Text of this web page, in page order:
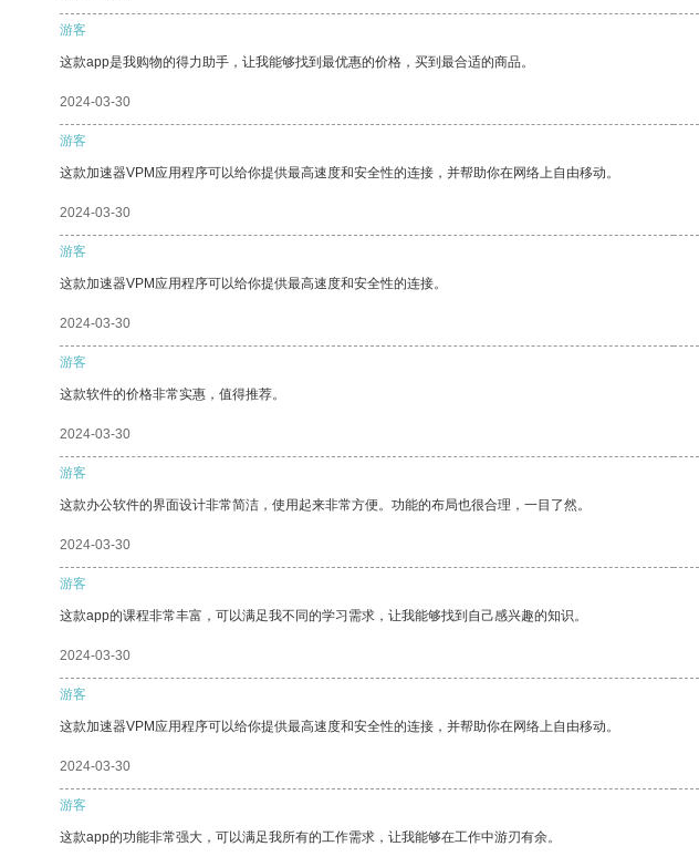
游客
这款app是我购物的得力助手，让我能够找到最优惠的价格，买到最合适的商品。
2024-03-30
游客
这款加速器VPM应用程序可以给你提供最高速度和安全性的连接，并帮助你在网络上自由移动。
2024-03-30
游客
这款加速器VPM应用程序可以给你提供最高速度和安全性的连接。
2024-03-30
游客
这款软件的价格非常实惠，值得推荐。
2024-03-30
游客
这款办公软件的界面设计非常简洁，使用起来非常方便。功能的布局也很合理，一目了然。
2024-03-30
游客
这款app的课程非常丰富，可以满足我不同的学习需求，让我能够找到自己感兴趣的知识。
2024-03-30
游客
这款加速器VPM应用程序可以给你提供最高速度和安全性的连接，并帮助你在网络上自由移动。
2024-03-30
游客
这款app的功能非常强大，可以满足我所有的工作需求，让我能够在工作中游刃有余。